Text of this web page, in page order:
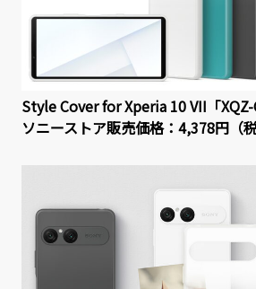
Style Cover for Xperia 10 VII「XQZ-
ソニーストア販売価格：4,378円（税